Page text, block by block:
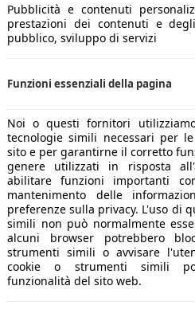
Pubblicità e contenuti
prestazioni dei contenuti e
pubblico, sviluppo di servizi
Funzioni essenziali della pagina
Noi o questi fornitori
tecnologie simili necessari per
sito e per garantirne il corretto
genere utilizzati in risposta
abilitare funzioni importanti
mantenimento delle
preferenze sulla privacy. L'uso di
simili non può normalmente
alcuni browser potrebbero
strumenti simili o avvisare
cookie o strumenti simili
funzionalità del sito web.